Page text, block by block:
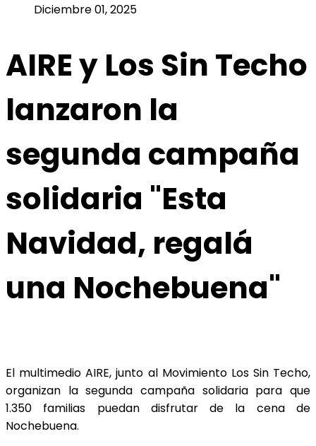
Diciembre 01, 2025
AIRE y Los Sin Techo
lanzaron la
segunda campaña
solidaria "Esta
Navidad, regalá
una Nochebuena"
El multimedio AIRE, junto al Movimiento Los Sin Techo,
organizan la segunda campaña solidaria para que
1.350 familias puedan disfrutar de la cena de
Nochebuena.